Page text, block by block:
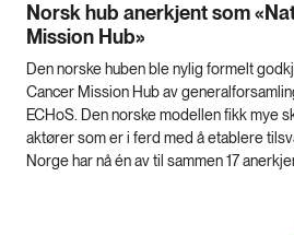
Norsk hub anerkjent som
Mission Hub»
Den norske huben ble nylig formelt
Cancer Mission Hub av
ECHoS. Den norske modellen fikk mye
aktører som er i ferd med å etablere
Norge har nå én av til sammen 17